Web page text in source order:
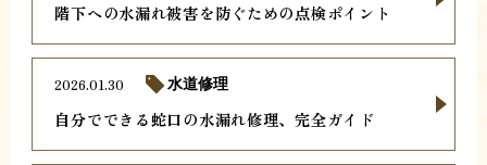
階下への水漏れ被害を防ぐための点検ポイント
自分でできる蛇口の水漏れ修理、完全ガイド
2026.01.30 水道修理